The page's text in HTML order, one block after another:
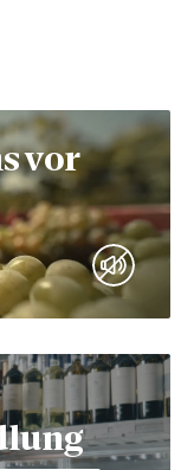
vor